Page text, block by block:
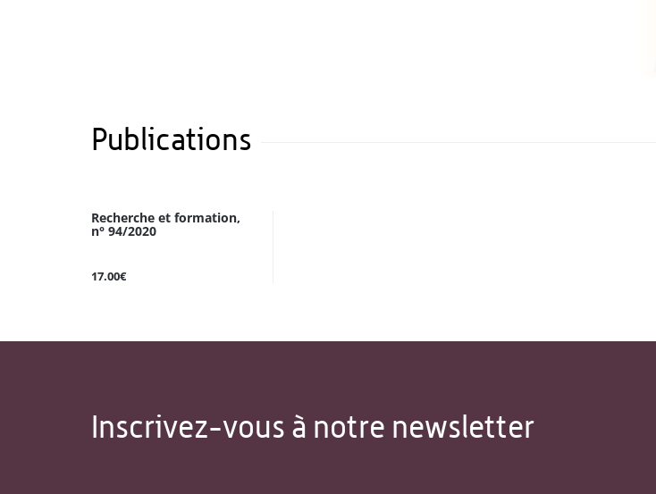
Publications
Recherche et formation,
n° 94/2020
17.00€
Inscrivez-vous à notre newsletter